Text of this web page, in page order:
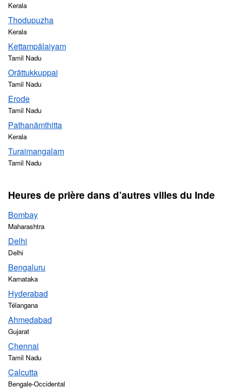
Kerala
Thodupuzha
Kerala
Kettampālaiyam
Tamil Nadu
Orāttukkuppai
Tamil Nadu
Erode
Tamil Nadu
Pathanāmthitta
Kerala
Turaimangalam
Tamil Nadu
Heures de prière dans d’autres villes du Inde
Bombay
Maharashtra
Delhi
Delhi
Bengaluru
Karnataka
Hyderabad
Télangana
Ahmedabad
Gujarat
Chennai
Tamil Nadu
Calcutta
Bengale-Occidental